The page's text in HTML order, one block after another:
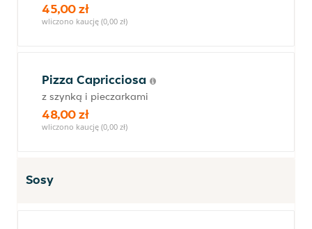
45,00 zł
wliczono kaucję (0,00 zł)
Pizza Capricciosa
z szynką i pieczarkami
48,00 zł
wliczono kaucję (0,00 zł)
Sosy